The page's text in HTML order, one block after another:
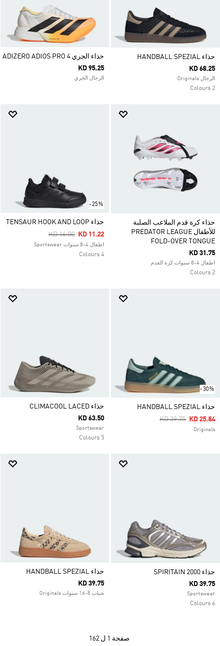
حذاء HANDBALL SPEZIAL
KD 68.25
الرجال Originals
2 Colours
حذاء الجري ADIZERO ADIOS PRO 4
KD 95.25
الرجال الجري
حذاء كرة قدم الملاعب الصلبة
للأطفال PREDATOR LEAGUE
FOLD-OVER TONGUE
KD 31.75
اطفال 4-8 سنوات كرة القدم
2 Colours
-25%
حذاء TENSAUR HOOK AND LOOP
Price Reduced From
KD 16.00ToKD 11.22
اطفال 4-8 سنوات Sportswear
4 Colours
-30%
حذاء HANDBALL SPEZIAL
Price Reduced
KD 39.75ToKD 25.84
Originals
حذاء CLIMACOOL LACED
KD 63.50
Sportswear
5 Colours
حذاء SPIRITAIN 2000
KD 39.75
Sportswear
6 Colours
حذاء HANDBALL SPEZIAL
KD 39.75
شباب 8-16 سنوات Originals
صفحة 1 ل 162